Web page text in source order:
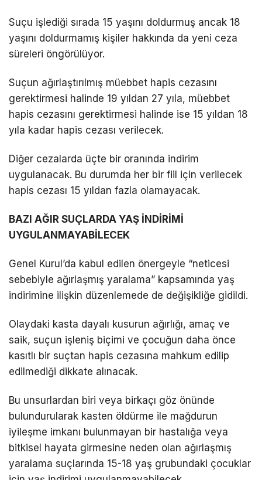
Suçu işlediği sırada 15 yaşını doldurmuş ancak 18
yaşını doldurmamış kişiler hakkında da yeni ceza
süreleri öngörülüyor.
Suçun ağırlaştırılmış müebbet hapis cezasını
gerektirmesi halinde 19 yıldan 27 yıla, müebbet
hapis cezasını gerektirmesi halinde ise 15 yıldan 18
yıla kadar hapis cezası verilecek.
Diğer cezalarda üçte bir oranında indirim
uygulanacak. Bu durumda her bir fiil için verilecek
hapis cezası 15 yıldan fazla olamayacak.
BAZI AĞIR SUÇLARDA YAŞ İNDİRİMİ
UYGULANMAYABİLECEK
Genel Kurul’da kabul edilen önergeyle “neticesi
sebebiyle ağırlaşmış yaralama” kapsamında yaş
indirimine ilişkin düzenlemede de değişikliğe gidildi.
Olaydaki kasta dayalı kusurun ağırlığı, amaç ve
saik, suçun işleniş biçimi ve çocuğun daha önce
kasıtlı bir suçtan hapis cezasına mahkum edilip
edilmediği dikkate alınacak.
Bu unsurlardan biri veya birkaçı göz önünde
bulundurularak kasten öldürme ile mağdurun
iyileşme imkanı bulunmayan bir hastalığa veya
bitkisel hayata girmesine neden olan ağırlaşmış
yaralama suçlarında 15-18 yaş grubundaki çocuklar